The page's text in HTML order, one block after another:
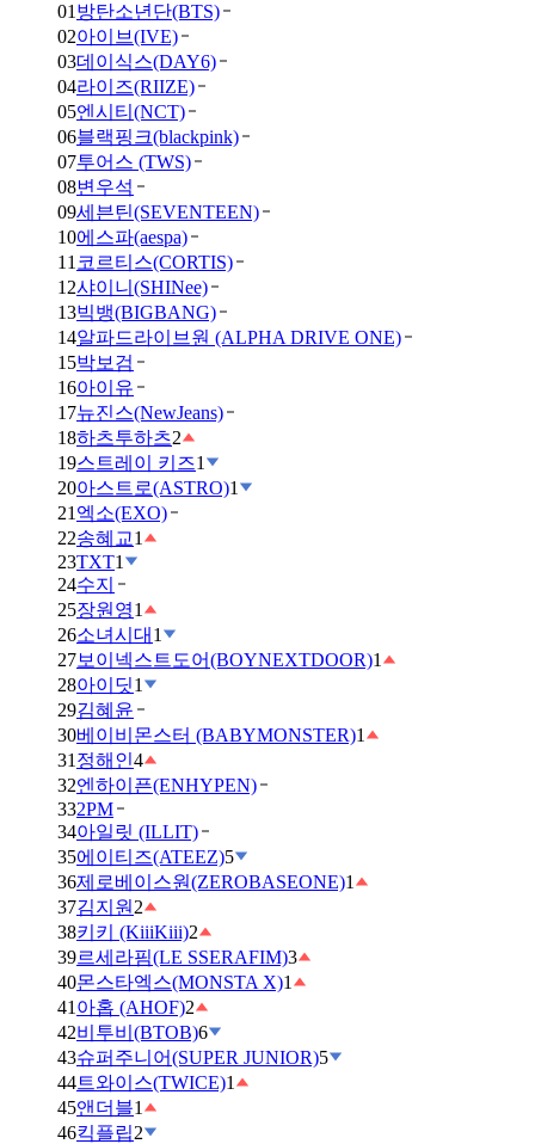
01 방탄소년단(BTS)
02아이브(IVE)
03데이식스(DAY6)
04라이즈(RIIZE)
05엔시티(NCT)
06블랙핑크(blackpink)
07투어스 (TWS)
08변우석
09세븐틴(SEVENTEEN)
10에스파(aespa)
11 코르티스(CORTIS)
12샤이니(SHINee)
13빅뱅(BIGBANG)
14알파드라이브원 (ALPHA DRIVE ONE)
15박보검
16아이유
17뉴진스(NewJeans)
18하츠투하츠2
19스트레이 키즈1
20아스트로(ASTRO)1
21 엑소(EXO)
22송혜교1
23TXT1
24수지
25장원영1
26소녀시대 1
27보이넥스트도어(BOYNEXTDOOR)1
28아이딧1
29김혜윤
30베이비몬스터 (BABYMONSTER)1
31 정해인4
32엔하이픈(ENHYPEN)
332PM
34아일릿 (ILLIT)
35에이티즈(ATEEZ)5
36제로베이스원(ZEROBASEONE)1
37김지원 2
38키키 (KiiiKiii)2
39르세라핌(LE SSERAFIM)3
40몬스타엑스(MONSTA X)1
41 아홉 (AHOF)2
42비투비(BTOB)6
43슈퍼주니어(SUPER JUNIOR)5
44트와이스(TWICE)1
45앤더블1
46킥플립2